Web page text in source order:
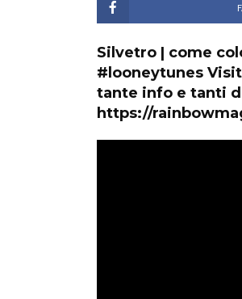
Silvetro | come
#looneytunes
tante info e tanti
https://